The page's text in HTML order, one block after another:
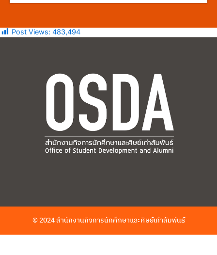
Post Views: 483,494
© 2024 สำนักงานกิจการนักศึกษาและศิษย์เก่าสัมพันธ์